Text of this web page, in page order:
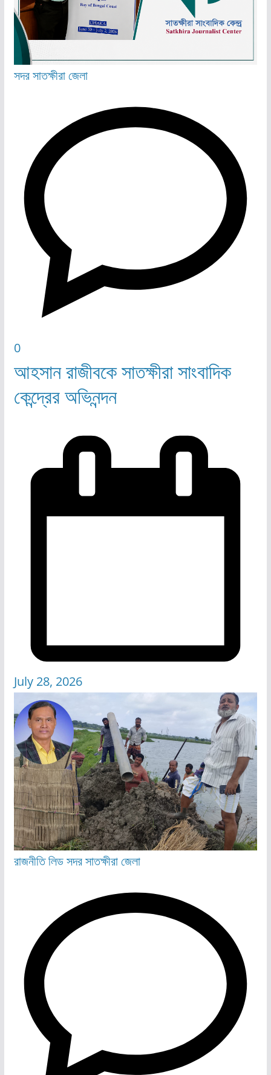
সদরসাতক্ষীরা জেলা
0
আহসান রাজীবকে সাতক্ষীরা সাংবাদিক
কেন্দ্রের অভিনন্দন
July 28, 2026
রাজনীতিলিডসদরসাতক্ষীরা জেলা